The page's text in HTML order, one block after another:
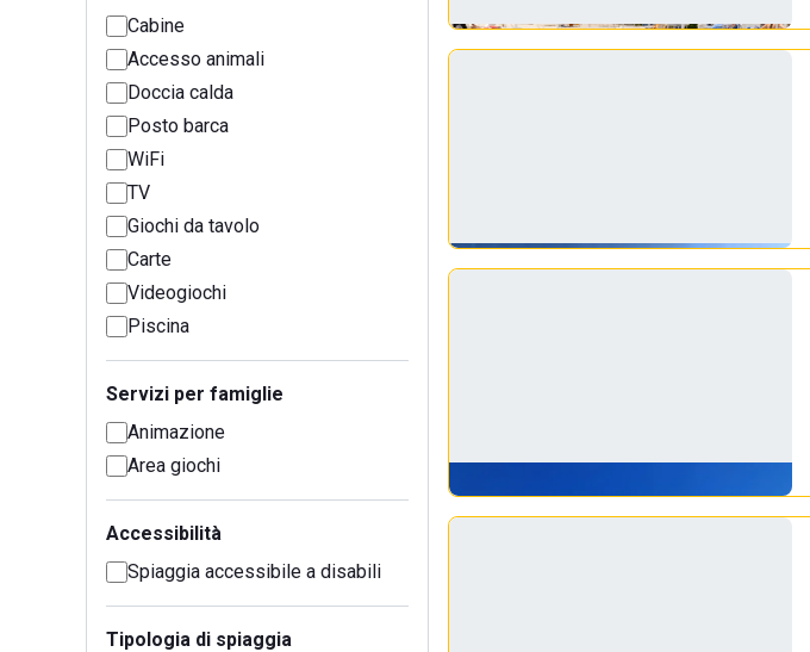
Cabine
Accesso animali
Doccia calda
Posto barca
WiFi
TV
Giochi da tavolo
Carte
Videogiochi
Piscina
Servizi per famiglie
Animazione
Area giochi
Accessibilità
Spiaggia accessibile a disabili
Tipologia di spiaggia